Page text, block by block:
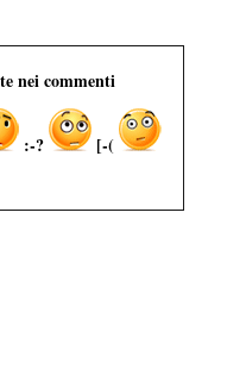
nei commenti
:-?
[-(